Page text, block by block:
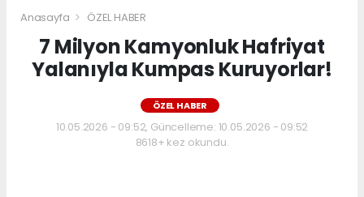
Anasayfa ÖZEL HABER
7 Milyon Kamyonluk Hafriyat
Yalanıyla Kumpas Kuruyorlar!
ÖZEL HABER
10.05.2026 - 09:52, Güncelleme: 10.05.2026 - 09:52
8618+ kez okundu.